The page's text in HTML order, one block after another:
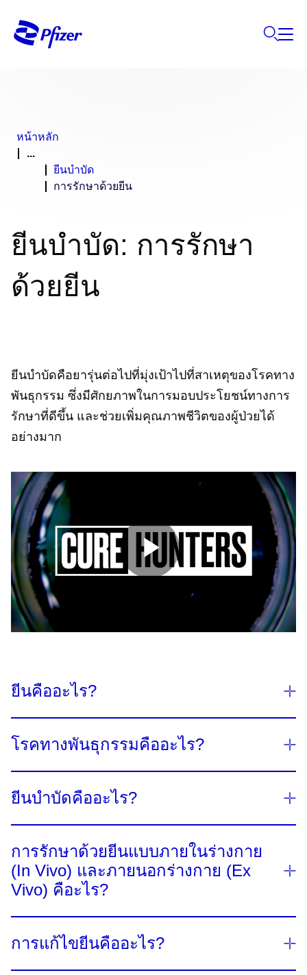
หน้าหลัก
...
ยีนบำบัด
การรักษาด้วยยีน
ยีนบำบัด: การรักษา
ด้วยยีน
ยีนบำบัดคือยารุ่นต่อไปที่มุ่งเป้าไปที่สาเหตุของโรคทาง
พันธุกรรม ซึ่งมีศักยภาพในการมอบประโยชน์ทางการ
รักษาที่ดีขึ้น และช่วยเพิ่มคุณภาพชีวิตของผู้ป่วยได้
อย่างมาก
Play
ยีนคืออะไร?
ของการถ่ายทอดทางพันธุกรรม ซึ่งประกอบด้วย
ดีเอ็นเอ​ โครงการจีโนมมนุษย์ประมาณการว่ามนุษย์มี
จำนวนยีนอยู่ระหว่าง 20,000-25,000 ยีน
แม้ว่ายีนจะ
ดีเอ็นเอ 30 ล้านคู่เบส​
โรคทางพันธุกรรมคืออะไร?
ของแต่ละบุคคล ซึ่งมักจะถูกถ่ายทอดทางพันธุกรรม
หรือเกิดขึ้นเองโดยไม่มีสาเหตุที่ชัดเจน แต่พบได้ยาก​
ยีนมีบทบาทสำคัญในการกำหนดการทำงานของแต่ละ
เซลล์ในร่างกาย ซึ่งประกอบด้วยดีเอ็นเอ 30 ล้านคู่เบส​
หากมีการเสียหายเกิดขึ้นแม้แต่เพียงเบสเดียว อาจ​
เป็นอันตรายถึงชีวิตได้4
ยีนบำบัดคืออะไร?
ได้ปกติเข้าสู่​เนื้อเยื่อเป้าหมาย​ในร่างกายเพื่อสร้าง
โปรตีนที่ขาดหายไปหรือไม่สามารถทำงานได้ ด้วย​การ
รักษาด้วยยีน ทำให้การรักษาสามารถมุ่งเป้าเพื่อจัดการ
กับสาเหตุของโรคได้ในระดับเซลล์ และอาจรักษาได้
ด้วยการรักษาเพียงครั้งเดียว​​
การรักษาด้วยยีนแบบภายในร่างกาย
(In Vivo) และภายนอกร่างกาย (Ex
Vivo) ​คือะไร?
การนำยีนที่สามารถทำงานได้​ถ่ายโอนไปยังเซลล์
ภายในร่างกายผ่านการฉีดเข้าสู่เส้นเลือด และใช้เป็น
การแก้ไขยีนคืออะไร?